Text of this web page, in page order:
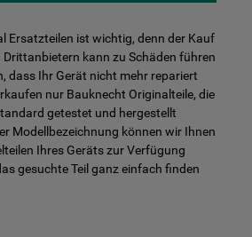
Ersatzteilen ist wichtig, denn der Kauf
kann zu Schäden führen
dass Ihr Gerät nicht mehr repariert
nur Bauknecht Originalteile, die
getestet und hergestellt
Modellbezeichnung können wir Ihnen
Ihres Geräts zur Verfügung
gesuchte Teil ganz einfach finden